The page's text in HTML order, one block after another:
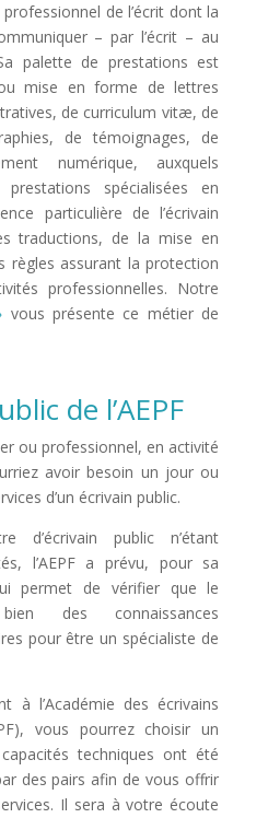
de l’écrit dont la
– par l’écrit – au
palette de prestations est
mise en forme de lettres
de curriculum vitæ, de
de témoignages, de
numérique, auxquels
spécialisées en
particulière de l’écrivain
traductions, de la mise en
règles assurant la protection
professionnelles. Notre
vous présente ce métier de
de l’AEPF
ou professionnel, en activité
avoir besoin un jour ou
d’un écrivain public.
d’écrivain public n’étant
l’AEPF a prévu, pour sa
permet de vérifier que le
des connaissances
pour être un spécialiste de
à l’Académie des écrivains
vous pourrez choisir un
techniques ont été
des pairs afin de vous offrir
Il sera à votre écoute